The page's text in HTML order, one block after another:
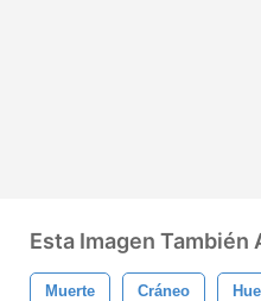
Esta Imagen También
Muerte Cráneo